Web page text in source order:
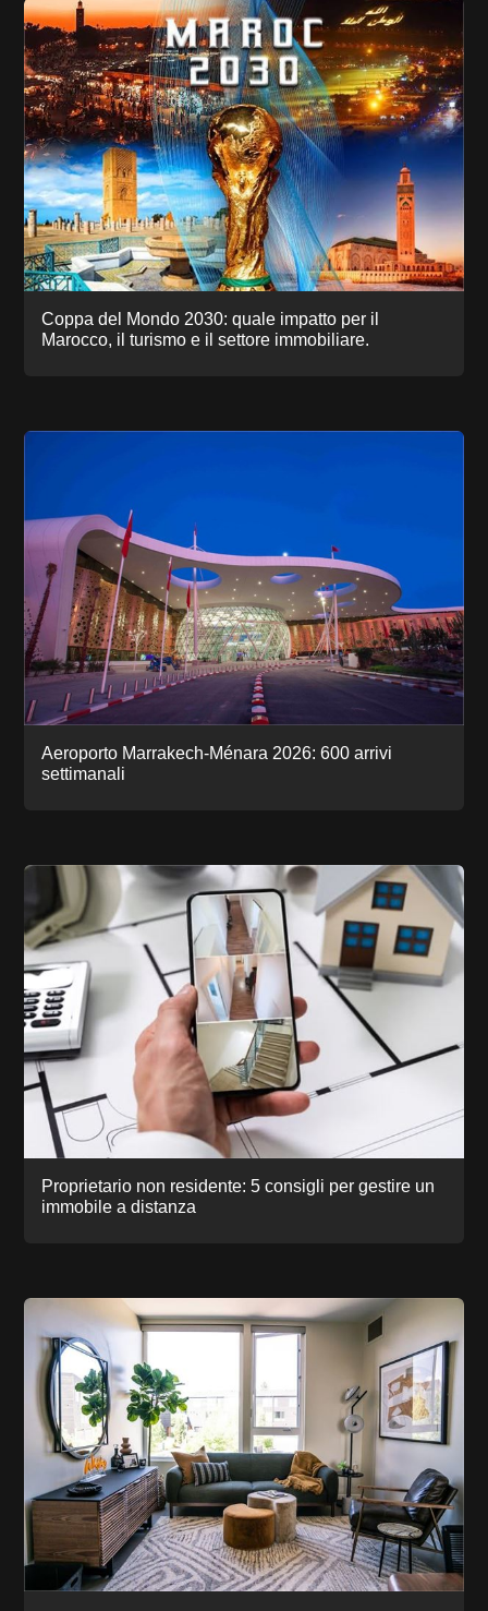
Coppa del Mondo 2030: quale impatto per il
Marocco, il turismo e il settore immobiliare.
Aeroporto Marrakech-Ménara 2026: 600 arrivi
settimanali
Proprietario non residente: 5 consigli per gestire un
immobile a distanza